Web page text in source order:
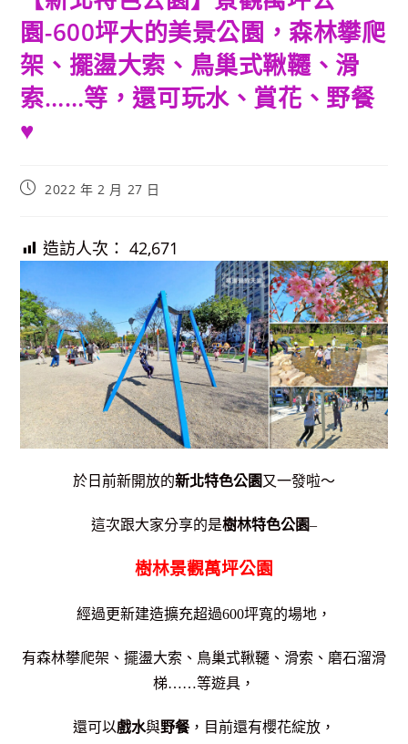
園-600坪大的美景公園，森林攀爬
架、擺盪大索、鳥巢式鞦韆、滑
索……等，還可玩水、賞花、野餐
♥
Post2022 年 2 月 27 日
造訪人次： 42,671
於日前新開放的新北特色公園 又一發啦～
這次跟大家分享的是樹林特色公園–
樹林景觀萬坪公園
經過更新建造擴充超過600坪寬的場地，
有森林攀爬架、擺盪大索、鳥巢式鞦韆、滑索、磨石溜滑
梯……等遊具，
還可以戲水與野餐，目前還有櫻花綻放，